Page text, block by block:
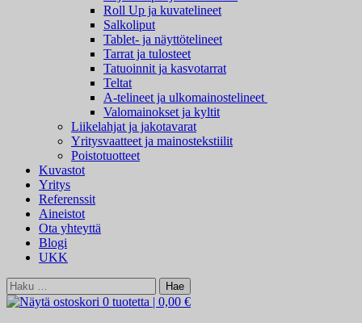
Roll Up ja kuvatelineet
Salkoliput
Tablet- ja näyttötelineet
Tarrat ja tulosteet
Tatuoinnit ja kasvotarrat
Teltat
A-telineet ja ulkomainostelineet
Valomainokset ja kyltit
Liikelahjat ja jakotavarat
Yritysvaatteet ja mainostekstiilit
Poistotuotteet
Kuvastot
Yritys
Referenssit
Aineistot
Ota yhteyttä
Blogi
UKK
Haku:
0 tuotetta | 0,00 €